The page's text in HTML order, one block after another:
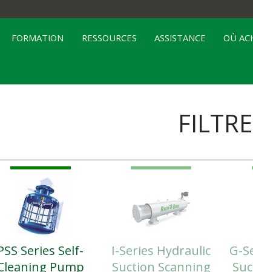
FORMATION RESSOURCES ASSISTANCE OÙ
Series Self-
Pump
I-Series Hydraulic
Suction Scanning
G-